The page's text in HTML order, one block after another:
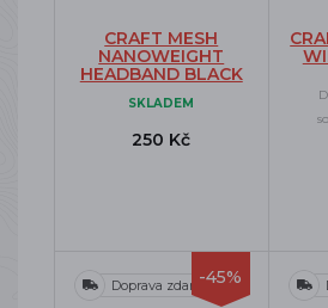
CRAFT MESH
NANOWEIGHT
HEADBAND BLACK
SKLADEM
250 Kč
-45%
Doprava zdarma